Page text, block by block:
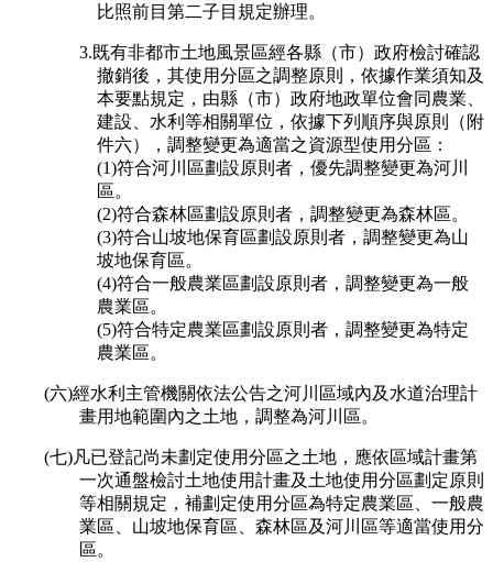
比照前目第二子目規定辦理。
3.既有非都市土地風景區經各縣（市）政府檢討確認
撤銷後，其使用分區之調整原則，依據作業須知及
本要點規定，由縣（市）政府地政單位會同農業、
建設、水利等相關單位，依據下列順序與原則（附
件六），調整變更為適當之資源型使用分區：
(1)符合河川區劃設原則者，優先調整變更為河川
區。
(2)符合森林區劃設原則者，調整變更為森林區。
(3)符合山坡地保育區劃設原則者，調整變更為山
坡地保育區。
(4)符合一般農業區劃設原則者，調整變更為一般
農業區。
(5)符合特定農業區劃設原則者，調整變更為特定
農業區。
(六)經水利主管機關依法公告之河川區域內及水道治理計
畫用地範圍內之土地，調整為河川區。
(七)凡已登記尚未劃定使用分區之土地，應依區域計畫第
一次通盤檢討土地使用計畫及土地使用分區劃定原則
等相關規定，補劃定使用分區為特定農業區、一般農
業區、山坡地保育區、森林區及河川區等適當使用分
區。